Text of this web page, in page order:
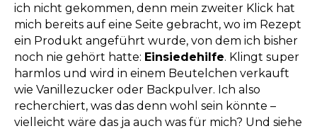
ich nicht gekommen, denn mein zweiter Klick hat
mich bereits auf eine Seite gebracht, wo im Rezept
ein Produkt angeführt wurde, von dem ich bisher
noch nie gehört hatte: Einsiedehilfe. Klingt super
harmlos und wird in einem Beutelchen verkauft
wie Vanillezucker oder Backpulver. Ich also
recherchiert, was das denn wohl sein könnte –
vielleicht wäre das ja auch was für mich? Und siehe